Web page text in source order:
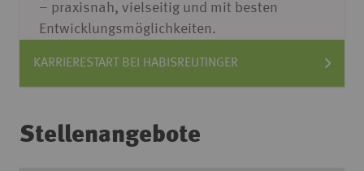
– praxisnah, vielseitig und mit besten
Entwicklungsmöglichkeiten.
KARRIERESTART BEI HABISREUTINGER
Stellenangebote